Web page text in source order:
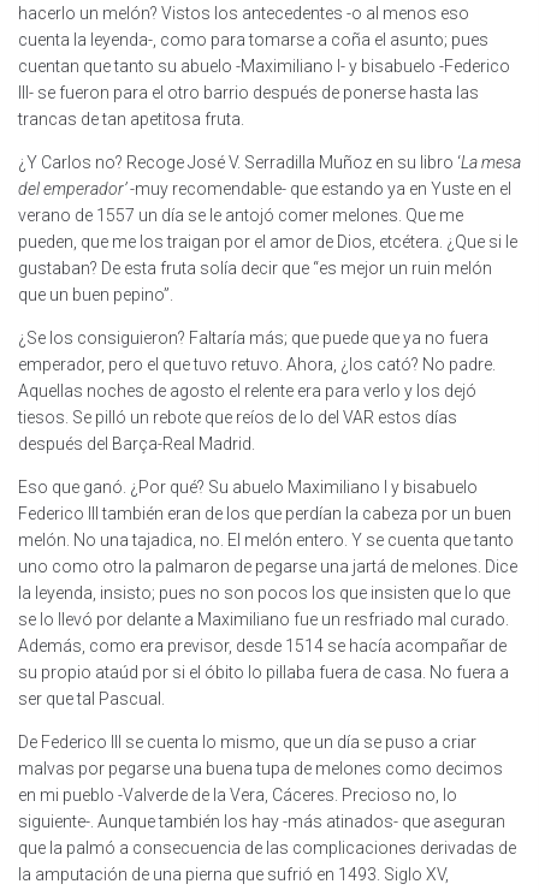
hacerlo un melón? Vistos los antecedentes -o al menos eso
cuenta la leyenda-, como para tomarse a coña el asunto; pues
cuentan que tanto su abuelo -Maximiliano I- y bisabuelo -Federico
III- se fueron para el otro barrio después de ponerse hasta las
trancas de tan apetitosa fruta.
¿Y Carlos no? Recoge José V. Serradilla Muñoz en su libro ‘La mesa
del emperador’-muy recomendable- que estando ya en Yuste en el
verano de 1557 un día se le antojó comer melones. Que me
pueden, que me los traigan por el amor de Dios, etcétera. ¿Que si le
gustaban? De esta fruta solía decir que “es mejor un ruin melón
que un buen pepino”.
¿Se los consiguieron? Faltaría más; que puede que ya no fuera
emperador, pero el que tuvo retuvo. Ahora, ¿los cató? No padre.
Aquellas noches de agosto el relente era para verlo y los dejó
tiesos. Se pilló un rebote que reíos de lo del VAR estos días
después del Barça-Real Madrid.
Eso que ganó. ¿Por qué? Su abuelo Maximiliano I y bisabuelo
Federico III también eran de los que perdían la cabeza por un buen
melón. No una tajadica, no. El melón entero. Y se cuenta que tanto
uno como otro la palmaron de pegarse una jartá de melones. Dice
la leyenda, insisto; pues no son pocos los que insisten que lo que
se lo llevó por delante a Maximiliano fue un resfriado mal curado.
Además, como era previsor, desde 1514 se hacía acompañar de
su propio ataúd por si el óbito lo pillaba fuera de casa. No fuera a
ser que tal Pascual.
De Federico III se cuenta lo mismo, que un día se puso a criar
malvas por pegarse una buena tupa de melones como decimos
en mi pueblo -Valverde de la Vera, Cáceres. Precioso no, lo
siguiente-. Aunque también los hay -más atinados- que aseguran
que la palmó a consecuencia de las complicaciones derivadas de
la amputación de una pierna que sufrió en 1493. Siglo XV,